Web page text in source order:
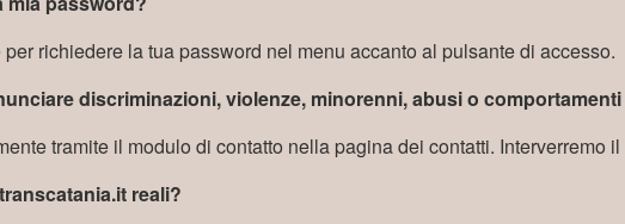
richiedere la tua password nel menu accanto al pulsante di accesso.
discriminazioni, violenze, minorenni, abusi o
tramite il modulo di contatto nella pagina dei contatti. Interverremo
reali?